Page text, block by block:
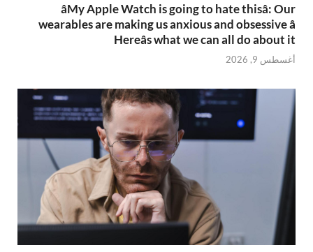
âMy Apple Watch is going to hate thisâ: Our
wearables are making us anxious and obsessive â
Hereâs what we can all do about it
أغسطس 9, 2026